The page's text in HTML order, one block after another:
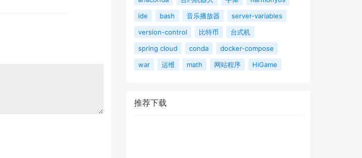
ide
bash 音乐播放器
server-variables
version-control
比特币
台式机
spring cloud
conda
docker-compose
war
运维 math 网站程序 HiGame
推荐下载